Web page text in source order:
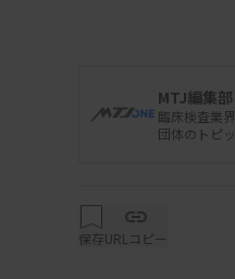
について、2023
数は76種類で、
MTJ編集部
臨床検査業
団体のトピ
保存URLコピー